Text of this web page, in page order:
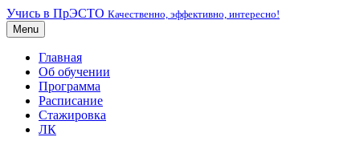
Учись в ПрЭСТО Качественно, эффективно, интересно!
Menu
Главная
Об обучении
Программа
Расписание
Стажировка
ЛК